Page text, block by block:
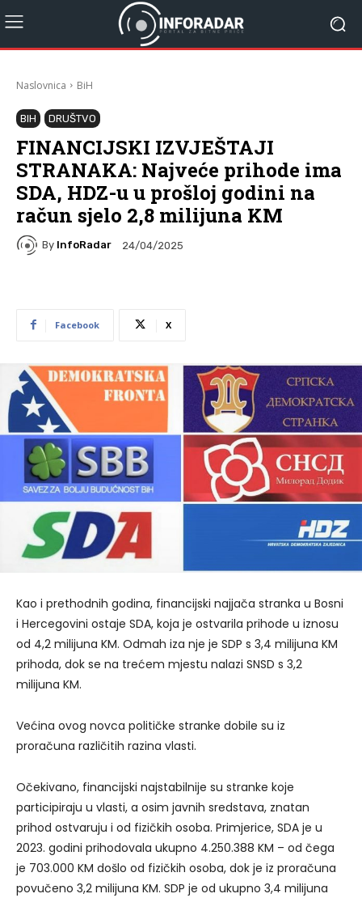
Naslovnica BiH
BIH DRUŠTVO
FINANCIJSKI IZVJEŠTAJI
STRANAKA: Najveće prihode ima
SDA, HDZ-u u prošloj godini na
račun sjelo 2,8 milijuna KM
By InfoRadar 24/04/2025
Facebook X
Kao i prethodnih godina, financijski najjača stranka u Bosni
i Hercegovini ostaje SDA, koja je ostvarila prihode u iznosu
od 4,2 milijuna KM. Odmah iza nje je SDP s 3,4 milijuna KM
prihoda, dok se na trećem mjestu nalazi SNSD s 3,2
milijuna KM.
Većina ovog novca političke stranke dobile su iz
proračuna različitih razina vlasti.
Očekivano, financijski najstabilnije su stranke koje
participiraju u vlasti, a osim javnih sredstava, znatan
prihod ostvaruju i od fizičkih osoba. Primjerice, SDA je u
2023. godini prihodovala ukupno 4.250.388 KM – od čega
je 703.000 KM došlo od fizičkih osoba, dok je iz proračuna
povučeno 3,2 milijuna KM. SDP je od ukupno 3,4 milijuna